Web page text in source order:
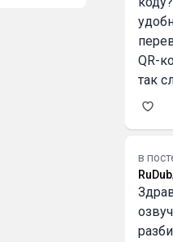
QR-код решает всё! И
так сложно,
бизнеса Серьёзно, первый
в